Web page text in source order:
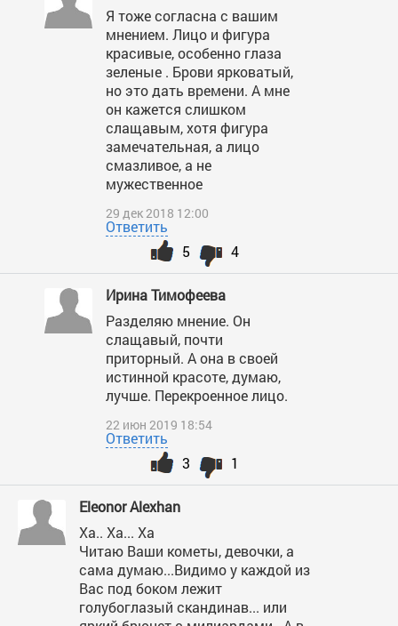
Я тоже согласна с вашим
мнением. Лицо и фигура
красивые, особенно глаза
зеленые . Брови ярковатый,
но это дать времени. А мне
он кажется слишком
слащавым, хотя фигура
замечательная, а лицо
смазливое, а не
мужественное
29 дек 2018 12:00
Ответить
4
5
Ирина Тимофеева
Разделяю мнение. Он
слащавый, почти
приторный. А она в своей
истинной красоте, думаю,
лучше. Перекроенное лицо.
22 июн 2019 18:54
Ответить
1
3
Eleonor Alexhan
Ха.. Ха... Ха
Читаю Ваши кометы, девочки, а
сама думаю...Видимо у каждой из
Вас под боком лежит
голубоглазый скандинав... или